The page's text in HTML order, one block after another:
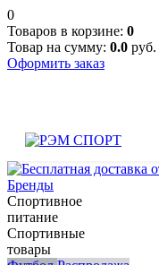
0
Товаров в корзине: 0
Товар на сумму: 0.0 руб.
Оформить заказ
Бренды
Спортивное
питание
Спортивные
товары